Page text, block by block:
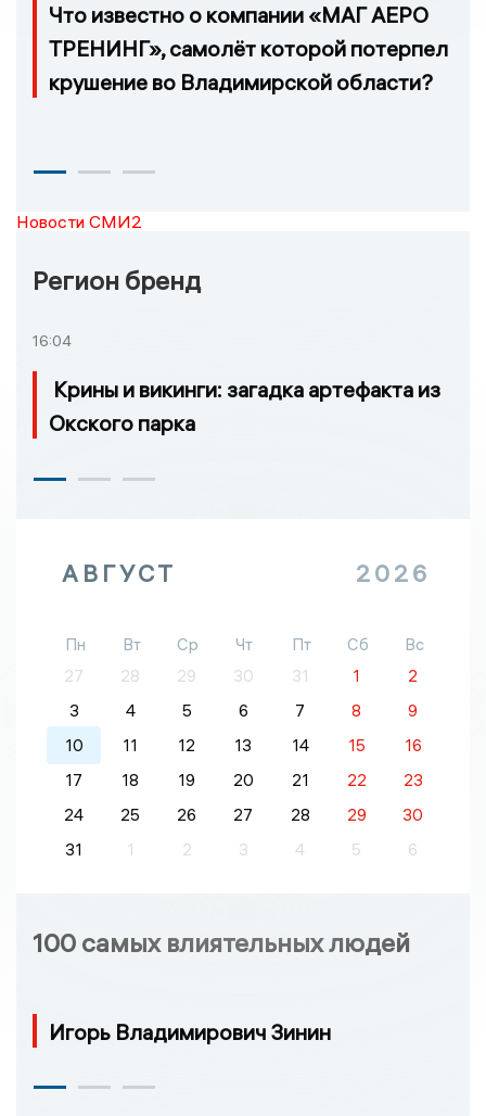
Что известно о компании «МАГ АЕРО
ТРЕНИНГ», самолёт которой потерпел
крушение во Владимирской области?
Новости СМИ2
Регион бренд
16:04
Крины и викинги: загадка артефакта из
Окского парка
АВГУСТ 2026
Пн Вт Ср Чт Пт Сб
Вс
27
28 29 30 31 1
2
3
4 5 6 7 8
9
10
11 12 13 14 15
16
17
18 19 20 21 22
23
24
25 26 27 28 29
30
31
1 2 3 4 5 6
100 самых влиятельных людей
Игорь Владимирович Зинин